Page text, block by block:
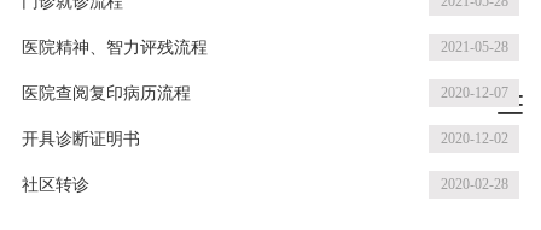
医院精神、智力评残流程 2021-05-28
医院查阅复印病历流程 2020-12-07
开具诊断证明书 2020-12-02
社区转诊 2020-02-28